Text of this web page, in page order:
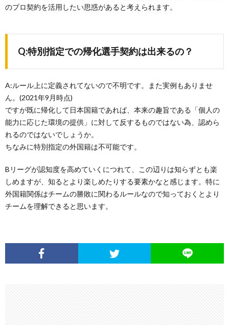
のプロ契約を活用したい思惑があると考えられます。
Q:特別指定での帰化選手契約は出来るの？
A:ルール上に定義されてないので不明です。また実例もありませ
ん。(2021年9月時点)
ですが既に帰化して日本国籍であれば、本来の趣旨である「個人の
能力に応じた環境の提供」に対して反するものではない為、認めら
れるのではないでしょうか。
ちなみに特別指定の外国籍は不可能です。
Bリーグが認知度を高めていくにつれて、この辺りは知らずとも楽
しめますが、知るとより楽しめたりする要素かなと感じます。特に
外国籍関係はチームの勝敗に関わるルールなので知っておくとより
チームを理解できると思います。